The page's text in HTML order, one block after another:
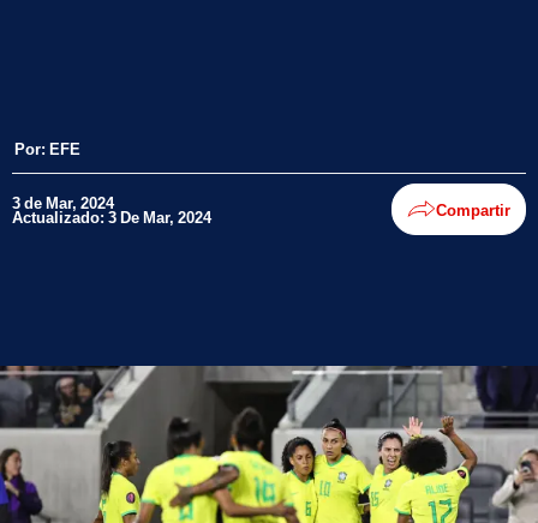
Por: EFE
3 de Mar, 2024
Actualizado: 3 De Mar, 2024 Compartir